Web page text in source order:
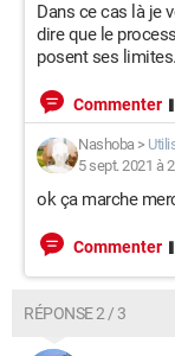
Dans ce cas là je
dire que le
posent ses limites.
Commenter
Nashoba>
5 sept. 2021 à
ok ça marche
Commenter
RÉPONSE 2 / 3